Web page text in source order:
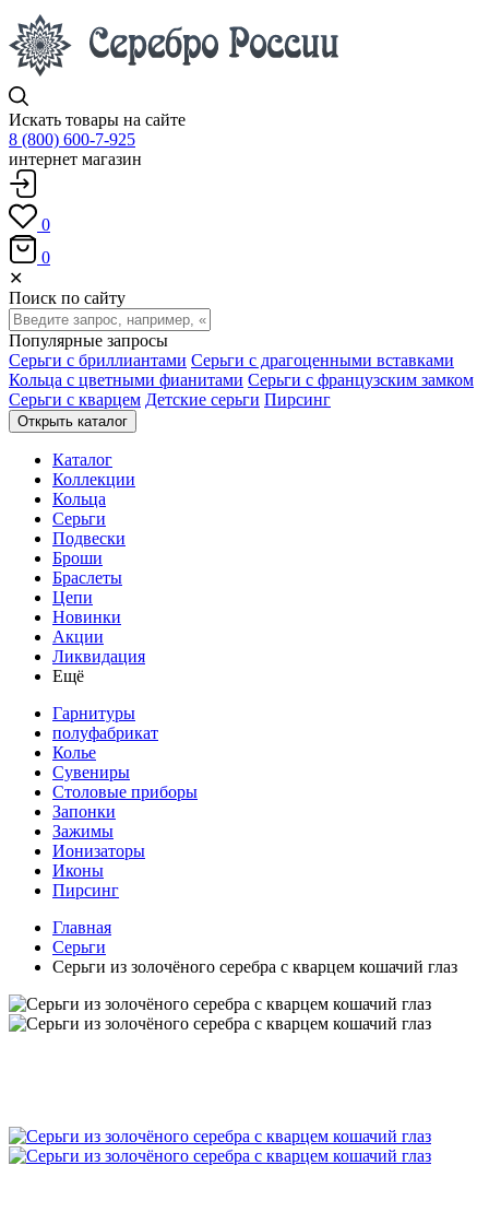
Искать товары на сайте
8 (800) 600-7-925
интернет магазин
0
0
✕
Поиск по сайту
Популярные запросы
Серьги с бриллиантами Серьги с драгоценными вставками
Кольца с цветными фианитами Серьги с французским замком
Серьги с кварцем Детские серьги Пирсинг
Открыть каталог
Каталог
Коллекции
Кольца
Серьги
Подвески
Броши
Браслеты
Цепи
Новинки
Акции
Ликвидация
Ещё
Гарнитуры
полуфабрикат
Колье
Сувениры
Столовые приборы
Запонки
Зажимы
Ионизаторы
Иконы
Пирсинг
Главная
Серьги
Серьги из золочёного серебра с кварцем кошачий глаз